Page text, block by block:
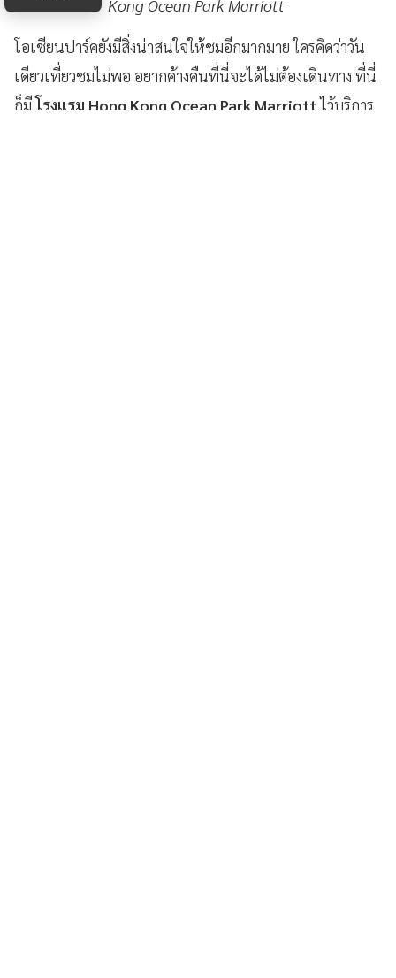
Kong Ocean Park Marriott
โอเชียนปาร์คยังมีสิ่งน่าสนใจให้ชมอีกมากมาย ใครคิดว่าวัน
เดียวเที่ยวชมไม่พอ อยากค้างคืนที่นี่จะได้ไม่ต้องเดินทาง ที่นี่
ก็มีโรงแรม Hong Kong Ocean Park Marriottไว้บริการ